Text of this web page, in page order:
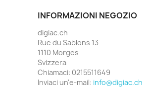
INFORMAZIONI NEGOZIO
digiac.ch
Rue du Sablons 13
1110 Morges
Svizzera
Chiamaci: 0215511649
Inviaci un'e-mail: info@digiac.ch